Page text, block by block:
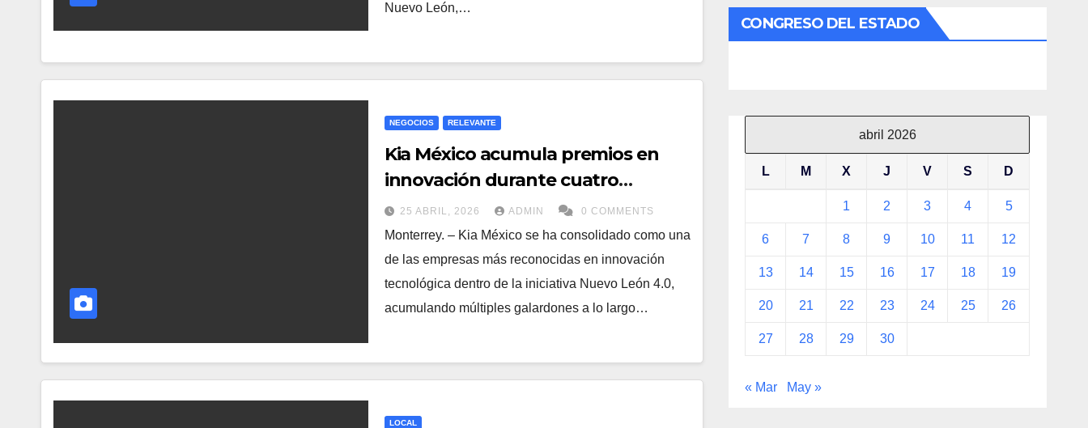
Nuevo León,…
NEGOCIOS RELEVANTE
Kia México acumula premios en
innovación durante cuatro
ediciones de los Tecnos Nuevo
León 4.0
25 ABRIL, 2026 ADMIN 0 COMMENTS
Monterrey. – Kia México se ha consolidado como una
de las empresas más reconocidas en innovación
tecnológica dentro de la iniciativa Nuevo León 4.0,
acumulando múltiples galardones a lo largo…
LOCAL
CONGRESO DEL ESTADO
abril 2026
L M X J V S D
1 2 3 4 5
6 7 8 9 10 11 12
13 14 15 16 17 18 19
20 21 22 23 24 25 26
27 28 29 30
« Mar May »